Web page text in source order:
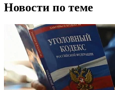
Новости по теме